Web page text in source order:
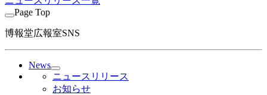
Page Top
博報堂広報室SNS
News
ニュースリリース
お知らせ